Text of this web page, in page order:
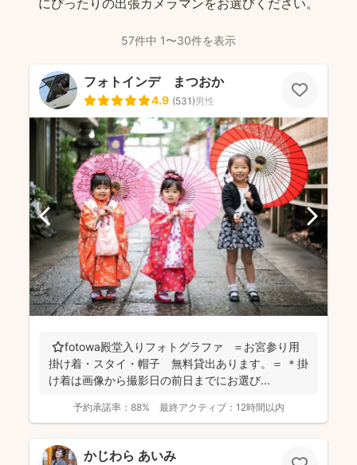
57件中 1〜30件を表示
フォトインデ まつおか
4.9 (531)男性
⭐️fotowa殿堂入りフォトグラファ ＝お宮参り用
掛け着・スタイ・帽子 無料貸出あります。＝ ＊掛
け着は画像から撮影日の前日までにお選び...
予約承諾率： 88% 最終アクティブ： 12時間以内
かじわら あいみ